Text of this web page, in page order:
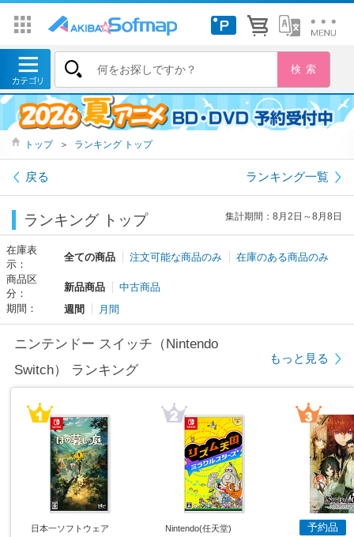
トップ ＞ ランキング トップ
戻る ランキング一覧
ランキング トップ 集計期間：8月2日～8月8日
在庫表
示：
全ての商品 注文可能な商品のみ
在庫のある商品のみ
商品区
分：
新品商品
中古商品
期間：
週間 月間
ニンテンドー スイッチ（Nintendo
Switch） ランキング
もっと見る
日本一ソフトウェア Nintendo(任天堂) 予約品